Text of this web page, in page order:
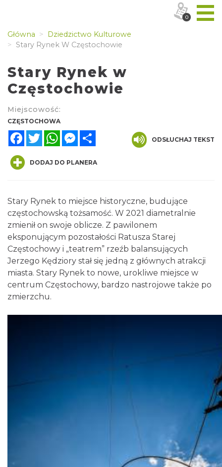
Główna
Dziedzictwo Kulturowe
Stary Rynek W Częstochowie
Stary Rynek w
Częstochowie
Miejscowość:
CZĘSTOCHOWA
FacebookTwitterWhatsAppMessenger
ODSŁUCHAJ TEKST
DODAJ DO PLANERA
Stary Rynek to miejsce historyczne, budujące
częstochowską tożsamość. W 2021 diametralnie
zmienił on swoje oblicze. Z pawilonem
eksponującym pozostałości Ratusza Starej
Częstochowy i „teatrem” rzeźb balansujących
Jerzego Kędziory stał się jedną z głównych atrakcji
miasta. Stary Rynek to nowe, urokliwe miejsce w
centrum Częstochowy, bardzo nastrojowe także po
zmierzchu.
0